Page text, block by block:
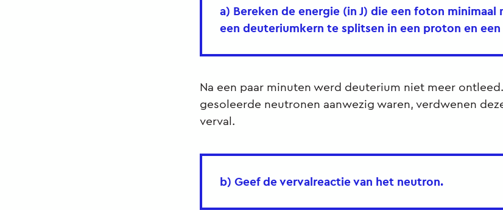
a) Bereken de energie (in J) die een foton minimaal
een deuteriumkern te splitsen in een proton en
Na een paar minuten werd deuterium niet meer
gesoleerde neutronen aanwezig waren, verdwenen
verval.
b) Geef de vervalreactie van het neutron.